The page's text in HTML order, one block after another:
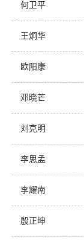
何卫平
王炯华
欧阳康
邓晓芒
刘克明
李思孟
李耀南
殷正坤